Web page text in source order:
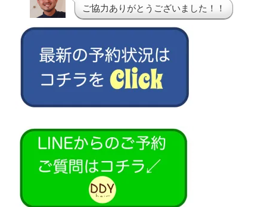
ご協力ありがとうございました！！